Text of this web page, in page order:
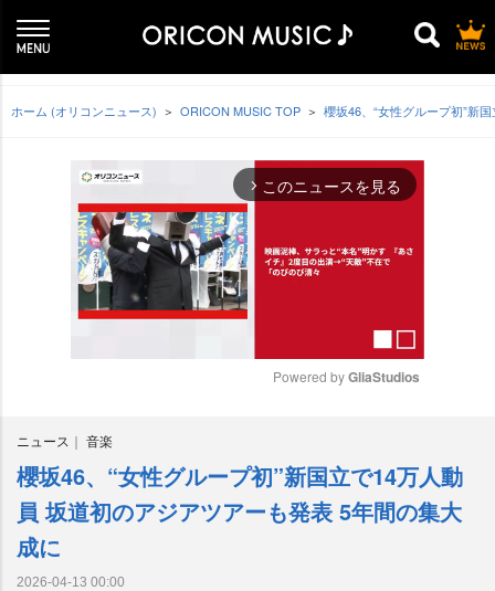
ホーム (オリコンニュース) ORICON MUSIC TOP 櫻坂46、“女性グループ初”新
arrow_forward_ios このニュースを見る
e
Powered by GliaStudios
ニュース 音楽
櫻坂46、“女性グループ初”新国立で14万人動
員 坂道初のアジアツアーも発表 5年間の集大
成に
2026-04-13 00:00